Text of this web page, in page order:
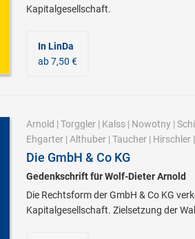
Kapitalgesellschaft.
In LinDa
ab 7,50 €
Arnold | Torggler| Kalss| Nowotny|
Ehgarter| Althuber| Taucher| Hirschler|
Die GmbH & Co KG
Gedenkschrift für Wolf-Dieter Arnold
Die Rechtsform der GmbH & Co KG
Kapitalgesellschaft. Zielsetzung der